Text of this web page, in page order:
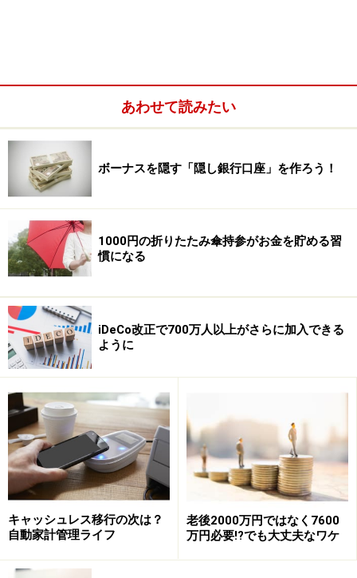
時短勤務をしながら仕事はがんばり必死に400万円を稼
いでいる妻に対し、ダラダラ残業、帰宅時間は気まぐれ
のような夫が年収500万円であったとします。
これは夫婦合計で稼いでいる900万円を夫が55.6％、妻
が44.4％分分担しているわけです。だとすれば、家事や
当ということになるはずです。
しかし「うちは夫の家事育児参加は2割くらいかな」と
いうことであれば、もっとやってもらってもいい、とい
うことが分かります。
実際には年収対比に見合う家事や育児を担当している男
性はほとんどいないでしょうから、女性は堂々と「もっ
あわせて読みたい
ボーナスを隠す「隠し銀行口座」を作ろう！
1000円の折りたたみ傘持参がお金を貯める習
慣になる
iDeCo改正で700万人以上がさらに加入できる
ように
キャッシュレス移行の次は？
自動家計管理ライフ
老後2000万円ではなく7600
万円必要!?でも大丈夫なワケ